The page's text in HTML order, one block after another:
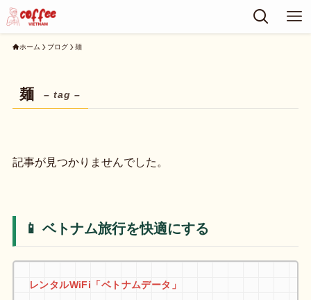
ホーム ブログ 麺
麺 – tag –
記事が見つかりませんでした。
📱 ベトナム旅行を快適にする
レンタルWiFi「ベトナムデータ」